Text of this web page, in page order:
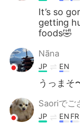
It’s so
getting
foods🤣
Nãna
JP EN
うっまそ
Saoriでご
JP EN FR